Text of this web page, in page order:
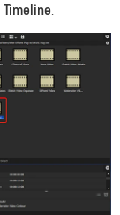
Timeline.